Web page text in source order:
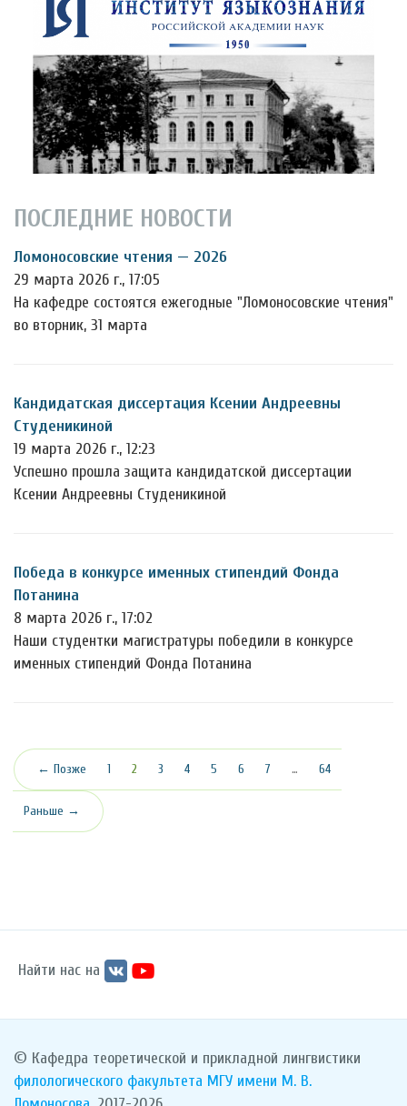
ПОСЛЕДНИЕ НОВОСТИ
Ломоносовские чтения — 2026
29 марта 2026 г., 17:05
На кафедре состоятся ежегодные "Ломоносовские чтения"
во вторник, 31 марта
Кандидатская диссертация Ксении Андреевны
Студеникиной
19 марта 2026 г., 12:23
Успешно прошла защита кандидатской диссертации
Ксении Андреевны Студеникиной
Победа в конкурсе именных стипендий Фонда
Потанина
8 марта 2026 г., 17:02
Наши студентки магистратуры победили в конкурсе
именных стипендий Фонда Потанина
← Позже 1 2 (текущая)
3 4 5 6 7 … 64
Раньше →
Найти нас на
© Кафедра теоретической и прикладной лингвистики
филологического факультета МГУ имени М. В.